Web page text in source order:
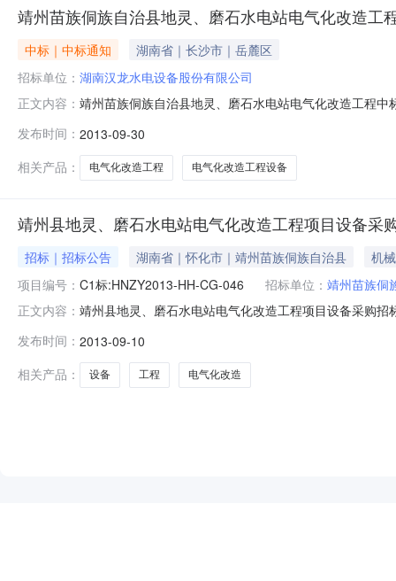
靖州苗族侗族自治县地灵、磨石水电站电气化改造工
中标｜中标通知
湖南省｜长沙市｜岳麓区
招标单位： 湖南汉龙水电设备股份有限公司
正文内容： 靖州苗族侗族自治县地灵、磨石水电站电气化改造工程
族侗族自治县甘棠镇、寨牙乡水利工作站的委托，对靖
怀化市公共
发布时间： 2013-09-30
相关产品：
电气化改造工程 电气化改造工程设备
靖州县地灵、磨石水电站电气化改造工程项目设备采
招标｜招标公告 湖南省｜怀化市｜靖州苗族侗族自治县
机
项目编号： C1标:HNZY2013-HH-CG-046 招标单位： 靖州苗族侗
正文内容： 靖州县地灵、磨石水电站电气化改造工程项目设备采购
治县地灵水电站电气化改造工程、湖南省靖州苗族侗族
发布时间： 2013-09-10
相关产品：
设备 工程 电气化改造